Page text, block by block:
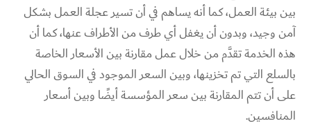
بين بيئة العمل، كما أنه يساهم في أن تسير عجلة العمل بشكل
آمن وجيد، وبدون أن يغفل أي طرف من الأطراف عنها، كما أن
هذه الخدمة تقدَّم من خلال عمل مقارنة بين الأسعار الخاصة
بالسلع التي تم تخزينها، وبين السعر الموجود في السوق الحالي
على أن تتم المقارنة بين سعر المؤسسة أيضًا وبين أسعار
المنافسين.